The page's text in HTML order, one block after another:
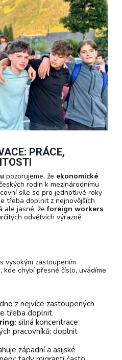
PRÁCE,
pozorujeme, že ekonomické
rodin k mezinárodnímu
síle se pro jednotlivé roky
třeba doplnit z nejnovějších
ale jasné, žeforeign workers
odvětvích výrazně
vysokým zastoupením
kde chybí přesné číslo, uvádíme
z nejvíce zastoupených
třeba doplnit.
silná koncentrace
pracovníků; doplnit
západní a asijské